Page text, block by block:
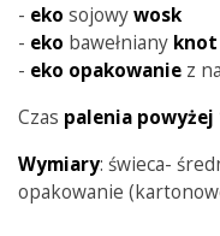
- eko sojowywosk
- eko bawełniany knot
- eko opakowanie z
Czas palenia powyżej
Wymiary: świeca-
opakowanie